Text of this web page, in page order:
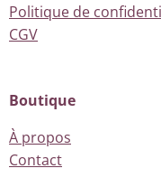
Politique de
CGV
Boutique
À propos
Contact